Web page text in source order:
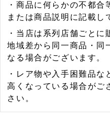
・商品に何らかの不都
または商品説明に記載し
・当店は系列店舗ごとに
地域差から同一商品・同
なる場合がございます。
・レア物や入手困難品
高くなっている場合がご
さい。